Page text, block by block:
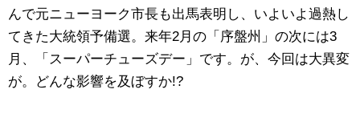
んで元ニューヨーク市長も出馬表明し、いよいよ過熱し
てきた大統領予備選。来年2月の「序盤州」の次には3
月、「スーパーチューズデー」です。が、今回は大異変
が。どんな影響を及ぼすか!?